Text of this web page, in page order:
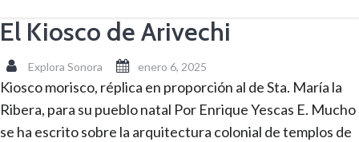
El Kiosco de Arivechi
Explora Sonora enero 6, 2025
Kiosco morisco, réplica en proporción al de Sta. María la
Ribera, para su pueblo natal Por Enrique Yescas E. Mucho
se ha escrito sobre la arquitectura colonial de templos de